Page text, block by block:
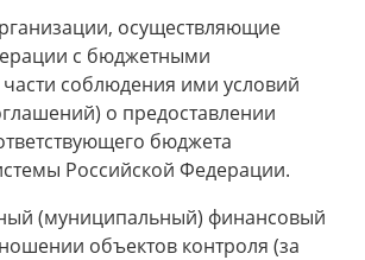
осуществляющие
с бюджетными
части соблюдения ими условий
о предоставлении
бюджета
Российской Федерации.
(муниципальный) финансовый
объектов контроля (за